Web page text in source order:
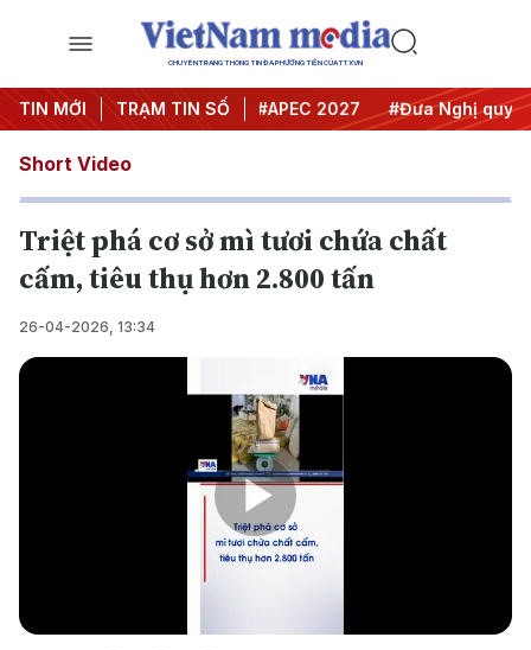
CHUYÊN TRANG THÔNG TIN ĐA PHƯƠNG TIỆN CỦA TTXVN
TIN MỚI TRẠM TIN SỐ
#Hội nghị Trung ương 3 #APEC 2027 #Đưa Nghị quyết
Short Video
Triệt phá cơ sở mì tươi chứa chất
cấm, tiêu thụ hơn 2.800 tấn
26-04-2026, 13:34
Play
Video